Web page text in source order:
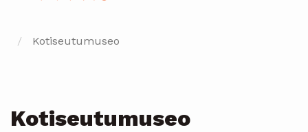
Kotiseutumuseo
Kotiseutumuseo